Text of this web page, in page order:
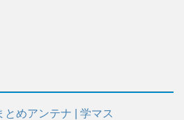
めアンテナ | 学マス